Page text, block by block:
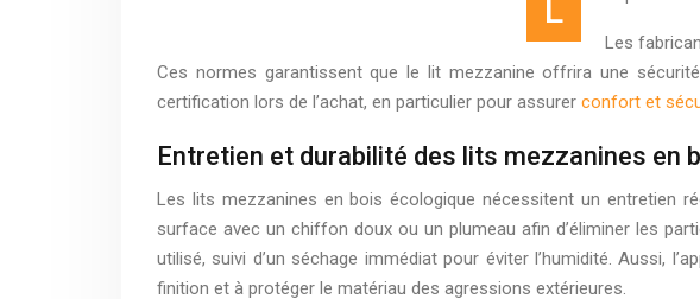
L
Les
Ces normes garantissent que le lit mezzanine offrira une
certification lors de l’achat, en particulier pour assurer confort et
Entretien et durabilité des lits mezzanines en
Les lits mezzanines en bois écologique nécessitent un entretien
surface avec un chiffon doux ou un plumeau afin d’éliminer les
utilisé, suivi d’un séchage immédiat pour éviter l’humidité. Aussi,
finition et à protéger le matériau des agressions extérieures.